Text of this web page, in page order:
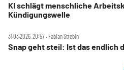
KI schlägt menschliche
Kündigungswelle
31.03.2026, 20:57 ‧ Fabian Strebin
Snap geht steil: Ist das endlich